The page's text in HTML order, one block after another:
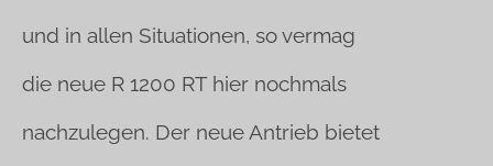
und in allen Situationen, so vermag
die neue R 1200 RT hier nochmals
nachzulegen. Der neue Antrieb bietet